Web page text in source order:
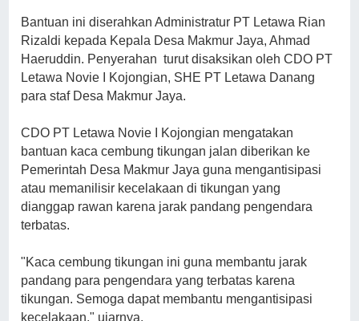
Bantuan ini diserahkan Administratur PT Letawa Rian
Rizaldi kepada Kepala Desa Makmur Jaya, Ahmad
Haeruddin. Penyerahan turut disaksikan oleh CDO PT
Letawa Novie I Kojongian, SHE PT Letawa Danang
para staf Desa Makmur Jaya.
CDO PT Letawa Novie I Kojongian mengatakan
bantuan kaca cembung tikungan jalan diberikan ke
Pemerintah Desa Makmur Jaya guna mengantisipasi
atau memanilisir kecelakaan di tikungan yang
dianggap rawan karena jarak pandang pengendara
terbatas.
"Kaca cembung tikungan ini guna membantu jarak
pandang para pengendara yang terbatas karena
tikungan. Semoga dapat membantu mengantisipasi
kecelakaan," ujarnya.